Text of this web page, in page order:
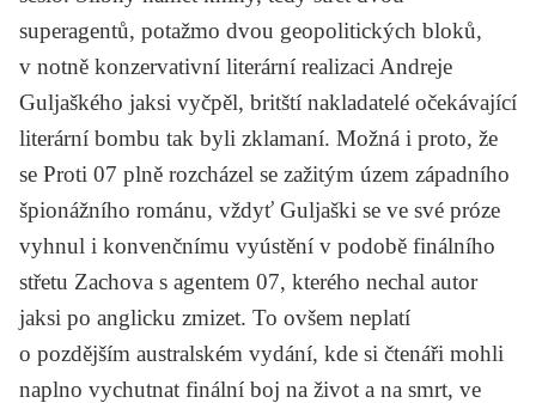
superagentů, potažmo dvou geopolitických bloků,
v notně konzervativní literární realizaci Andreje
Guljaškého jaksi vyčpěl, britští nakladatelé očekávající
literární bombu tak byli zklamaní. Možná i proto, že
se Proti 07 plně rozcházel se zažitým územ západního
špionážního románu, vždyť Guljaški se ve své próze
vyhnul i konvenčnímu vyústění v podobě finálního
střetu Zachova s agentem 07, kterého nechal autor
jaksi po anglicku zmizet. To ovšem neplatí
o pozdějším australském vydání, kde si čtenáři mohli
naplno vychutnat finální boj na život a na smrt, ve